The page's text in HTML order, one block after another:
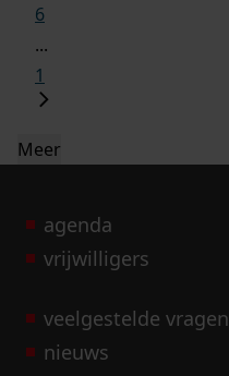
6
...
1
Meer
agenda
vrijwilligers
veelgestelde vragen
nieuws